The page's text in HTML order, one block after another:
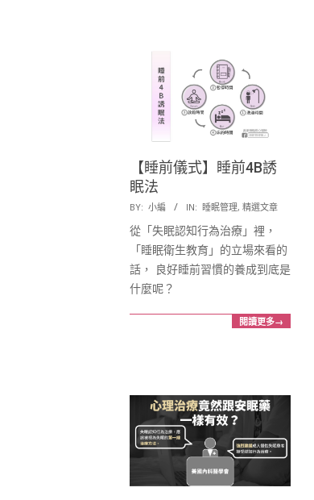
【睡前儀式】睡前4B誘
眠法
2017-
08-
09
BY: 小編 IN: 睡眠管理, 精選文章
從「失眠認知行為治療」裡，
「睡眠衛生教育」的立場來看的
話， 良好睡前習慣的養成到底是
什麼呢？
閱讀更多→